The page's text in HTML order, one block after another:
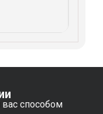
способом